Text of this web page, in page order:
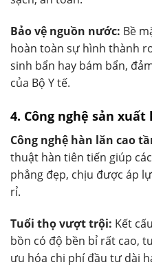
Bảo vệ nguồn nước: Bề
hoàn toàn sự hình thành
sinh bẩn hay bám bẩn,
của Bộ Y tế.
4. Công nghệ sản
Công nghệ hàn lăn cao
thuật hàn tiên tiến giúp
phẳng đẹp, chịu được áp
rỉ.
Tuổi thọ vượt trội: Kết
bồn có độ bền bỉ rất cao,
ưu hóa chi phí đầu tư dài